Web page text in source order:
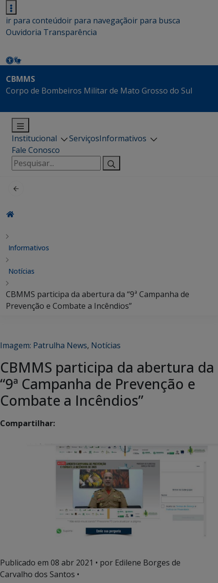
ir para conteúdoir para navegaçãoir para busca
Ouvidoria Transparência
CBMMS
Corpo de Bombeiros Militar de Mato Grosso do Sul
Institucional ServiçosInformativos
Fale Conosco
Pesquisar
por:
Informativos
Notícias
CBMMS participa da abertura da “9ª Campanha de
Prevenção e Combate a Incêndios”
Imagem: Patrulha News, Notícias
CBMMS participa da abertura da
“9ª Campanha de Prevenção e
Combate a Incêndios”
Compartilhar:
Publicado em 08 abr 2021 • por Edilene Borges de
Carvalho dos Santos •